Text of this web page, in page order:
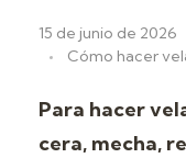
15 de junio de 2026
Cómo hacer
Para hacer
cera, mecha,